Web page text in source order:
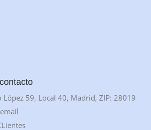
López 59, Local 40, Madrid, ZIP: 28019